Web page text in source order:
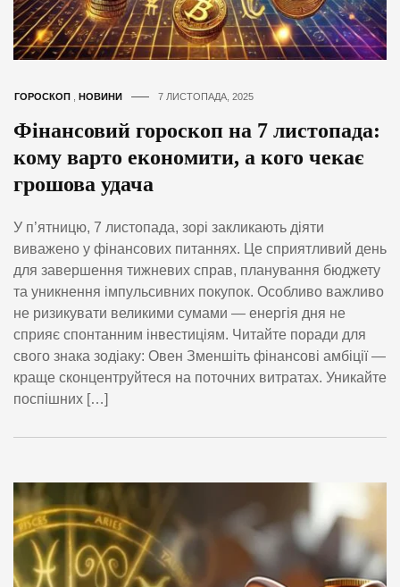
ГОРОСКОП , НОВИНИ 7 ЛИСТОПАДА, 2025
Фінансовий гороскоп на 7 листопада:
кому варто економити, а кого чекає
грошова удача
У п’ятницю, 7 листопада, зорі закликають діяти
виважено у фінансових питаннях. Це сприятливий день
для завершення тижневих справ, планування бюджету
та уникнення імпульсивних покупок. Особливо важливо
не ризикувати великими сумами — енергія дня не
сприяє спонтанним інвестиціям. Читайте поради для
свого знака зодіаку: Овен Зменшіть фінансові амбіції —
краще сконцентруйтеся на поточних витратах. Уникайте
поспішних […]